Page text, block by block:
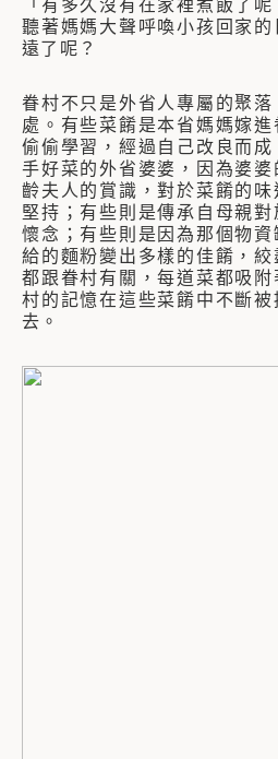
「有多久沒有在家裡煮飯了
聽著媽媽大聲呼喚小孩回家
遠了呢？
眷村不只是外省人專屬的聚
處。有些菜餚是本省媽媽嫁進
偷偷學習，經過自己改良而
手好菜的外省婆婆，因為婆
齡夫人的賞識，對於菜餚的
堅持；有些則是傳承自母親
懷念；有些則是因為那個物
給的麵粉變出多樣的佳餚，
都跟眷村有關，每道菜都吸
村的記憶在這些菜餚中不斷
去。